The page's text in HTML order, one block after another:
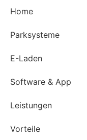
Home
Parksysteme
E-Laden
Software & App
Leistungen
Vorteile